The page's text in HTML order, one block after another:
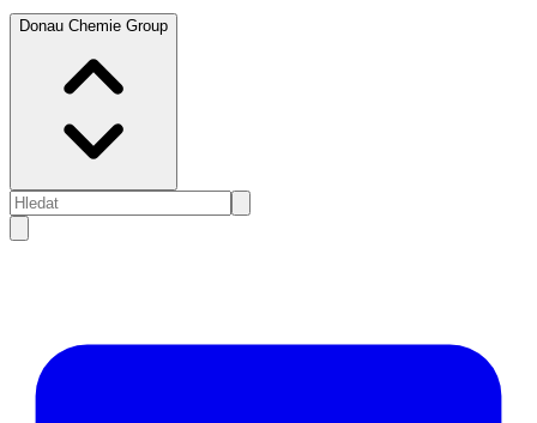
Donau Chemie Group